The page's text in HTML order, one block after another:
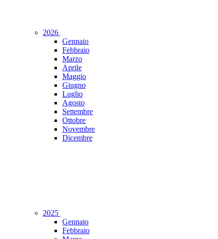
2026
Gennaio
Febbraio
Marzo
Aprile
Maggio
Giugno
Luglio
Agosto
Settembre
Ottobre
Novembre
Dicembre
2025
Gennaio
Febbraio